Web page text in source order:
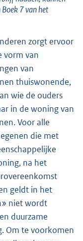
7 van het
zorgt ervoor
vorm van
van
thuiswonende,
wie de ouders
in de woning van
Voor alle
die met
na het
geldt in het
niet wordt
duurzame
Om te voorkomen